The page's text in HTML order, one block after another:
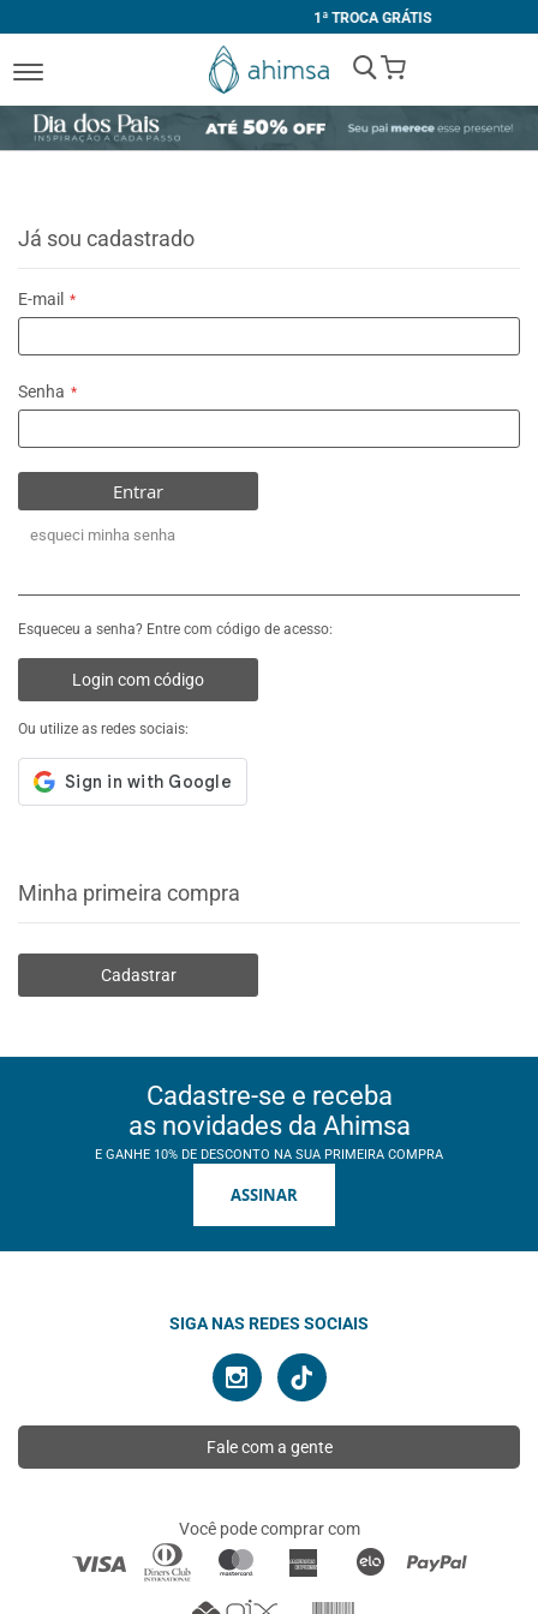
1ª TROCA GRÁTIS
My Cart
Já sou cadastrado
E-mail
Senha
Entrar
esqueci minha senha
Esqueceu a senha? Entre com código de acesso:
Login com código
Ou utilize as redes sociais:
Minha primeira compra
Cadastrar
Cadastre-se e receba
as novidades da Ahimsa
E GANHE 10% DE DESCONTO NA SUA PRIMEIRA COMPRA
ASSINAR
SIGA NAS REDES SOCIAIS
Fale com a gente
Você pode comprar com